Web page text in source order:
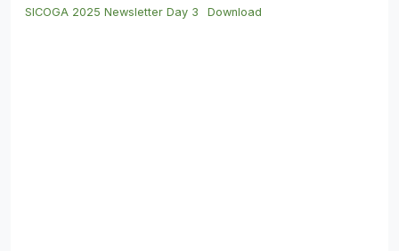
SICOGA 2025 Newsletter Day 3 Download